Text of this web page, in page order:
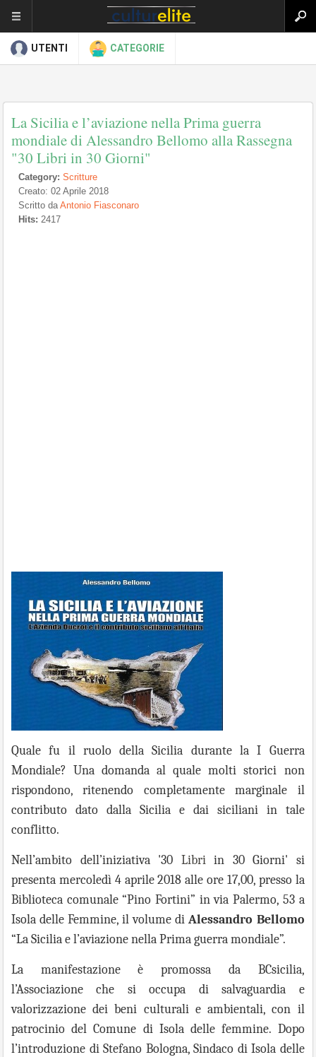
UTENTI CATEGORIE
La Sicilia e l’aviazione nella Prima guerra
mondiale di Alessandro Bellomo alla Rassegna
"30 Libri in 30 Giorni"
Category: Scritture
Creato: 02 Aprile 2018
Scritto daAntonio Fiasconaro
Hits: 2417
Quale fu il ruolo della Sicilia durante la I Guerra
Mondiale? Una domanda al quale molti storici non
rispondono, ritenendo completamente marginale il
contributo dato dalla Sicilia e dai siciliani in tale
conflitto.
Nell’ambito dell’iniziativa '30 Libri in 30 Giorni' si
presenta mercoledì 4 aprile 2018 alle ore 17,00, presso la
Biblioteca comunale “Pino Fortini” invia Palermo, 53 a
Isola delle Femmine, il volume diAlessandro Bellomo
“La Sicilia e l’aviazione nella Prima guerra mondiale”.
La manifestazione è promossa da BCsicilia,
l’Associazione che si occupa di salvaguardia e
valorizzazione dei beni culturali e ambientali, con il
patrocinio del Comune di Isola delle femmine. Dopo
l’introduzione di Stefano Bologna, Sindaco di Isola delle